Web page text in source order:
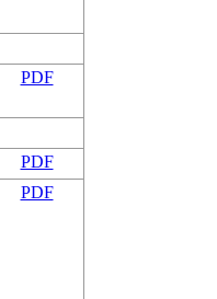
PDF
PDF
PDF